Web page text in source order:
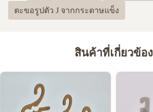
ตะขอรูปตัว J จากกระดาษแข็ง
สินค้าที่เกี่ยวข้อง